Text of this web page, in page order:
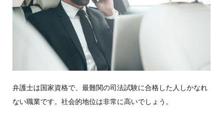
弁護士は国家資格で、最難関の司法試験に合格した人しかなれ
ない職業です。社会的地位は非常に高いでしょう。